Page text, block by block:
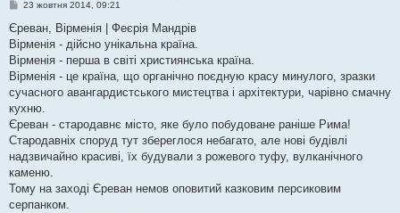
П
в
д
о
м
л
е
н
я
23 жовтня 2014, 09:21
Єреван, Вірменія | Феєрія Мандрів
Вірменія - дійсно унікальна країна.
Вірменія - перша в світі християнська країна.
Вірменія - це країна, що органічно поєдную красу минулого, зразки
сучасного авангардистського мистецтва і архітектури, чарівно смачну
кухню.
Єреван - стародавнє місто, яке було побудоване раніше Рима!
Стародавніх споруд тут збереглося небагато, але нові будівлі
надзвичайно красиві, їх будували з рожевого туфу, вулканічного
каменю.
Тому на заході Єреван немов оповитий казковим персиковим
серпанком.